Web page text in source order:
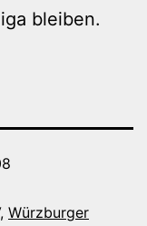
bleiben.
, Würzburger